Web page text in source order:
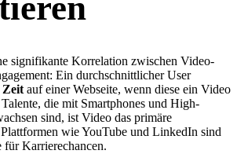
signifikante Korrelation zwischen Video-
Ein durchschnittlicher User
Zeit auf einer Webseite, wenn diese ein Video
die mit Smartphones und High-
sind, ist Video das primäre
wie YouTube und LinkedIn sind
für Karrierechancen.